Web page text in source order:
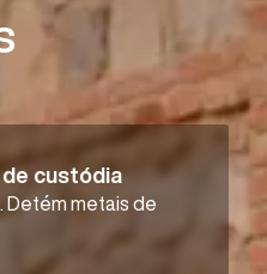
custódia
Detém metais de